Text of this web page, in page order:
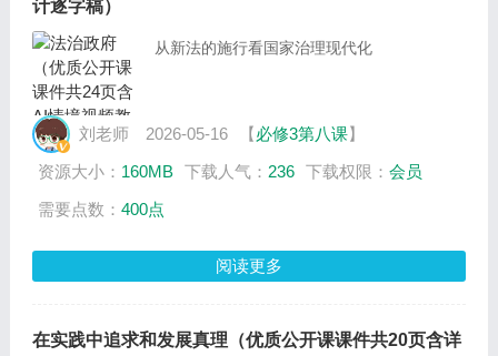
计逐字稿）
从新法的施行看国家治理现代化
刘老师 2026-05-16 【必修3第八课】
资源大小： 160MB 下载人气： 236 下载权限： 会员
需要点数： 400点
阅读更多
在实践中追求和发展真理（优质公开课课件共20页含详